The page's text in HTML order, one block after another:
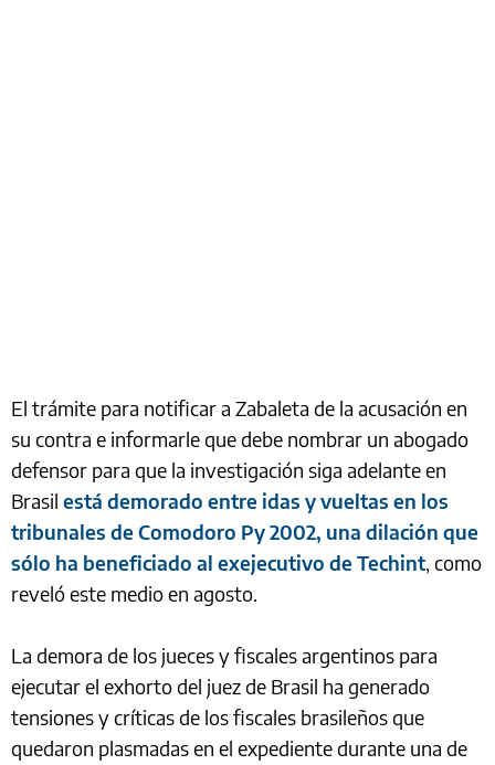
El trámite para notificar a Zabaleta de la acusación en
su contra e informarle que debe nombrar un abogado
defensor para que la investigación siga adelante en
Brasil está demorado entre idas y vueltas en los
tribunales de Comodoro Py 2002, una dilación que
sólo ha beneficiado al exejecutivo de Techint, como
reveló este medio en agosto.
La demora de los jueces y fiscales argentinos para
ejecutar el exhorto del juez de Brasil ha generado
tensiones y críticas de los fiscales brasileños que
quedaron plasmadas en el expediente durante una de